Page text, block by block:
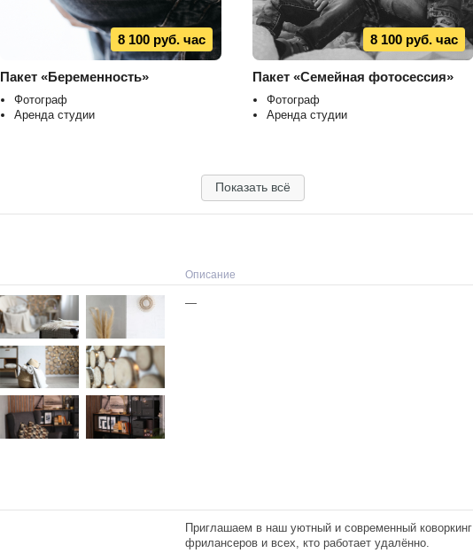
8 100 руб. час
Пакет «Беременность»
Фотограф
Аренда студии
8 100 руб. час
Пакет «Семейная фотосессия»
Фотограф
Аренда студии
Показать всё
Описание
—
Приглашаем в наш уютный и современный коворкинг
фрилансеров и всех, кто работает удалённо.